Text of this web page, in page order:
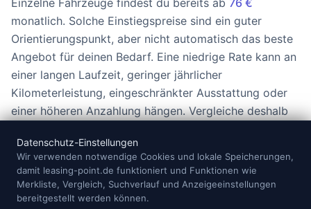
monatlich. Solche Einstiegspreise sind ein guter
Orientierungspunkt, aber nicht automatisch das beste
Angebot für deinen Bedarf. Eine niedrige Rate kann an
einer langen Laufzeit, geringer jährlicher
Kilometerleistung, eingeschränkter Ausstattung oder
einer höheren Anzahlung hängen. Vergleiche deshalb
Viele Anbieter ermöglichen Verträge bereits ab 12
Monate. Kurze Laufzeiten sind praktisch, wenn du
flexibel bleiben möchtest oder nur für eine
Datenschutz-Einstellungen
Wir verwenden notwendige Cookies und lokale Speicherungen,
damit leasing-point.de funktioniert und Funktionen wie
Merkliste, Vergleich, Suchverlauf und Anzeigeeinstellungen
bereitgestellt werden können.